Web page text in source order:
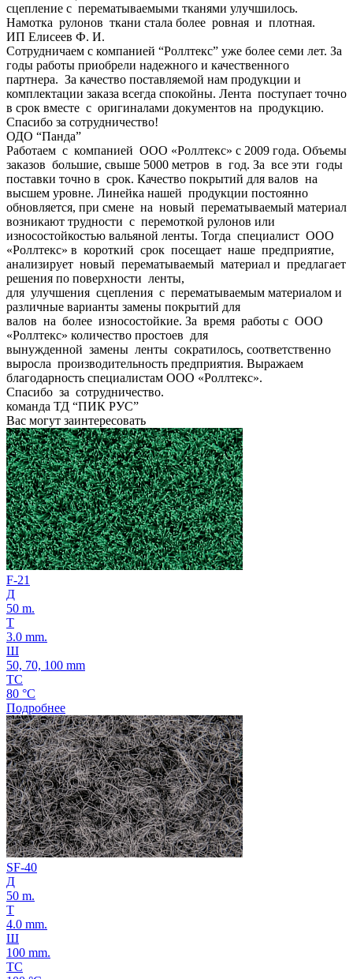
сцепление с перематываемыми тканями улучшилось.
Намотка рулонов ткани стала более ровная и плотная.
ИП Елисеев Ф. И.
Сотрудничаем с компанией “Роллтекс” уже более семи лет. За
годы работы приобрели надежного и качественного
партнера. За качество поставляемой нам продукции и
комплектации заказа всегда спокойны. Лента поступает точно
в срок вместе с оригиналами документов на продукцию.
Спасибо за сотрудничество!
ОДО “Панда”
Работаем с компанией ООО «Роллтекс» с 2009 года. Объемы
заказов большие, свыше 5000 метров в год. За все эти годы
поставки точно в срок. Качество покрытий для валов на
высшем уровне. Линейка нашей продукции постоянно
обновляется, при смене на новый перематываемый материал
возникают трудности с перемоткой рулонов или
износостойкостью вальяной ленты. Тогда специалист ООО
«Роллтекс» в короткий срок посещает наше предприятие,
анализирует новый перематываемый материал и предлагает
решения по поверхности ленты,
для улучшения сцепления с перематываемым материалом и
различные варианты замены покрытий для
валов на более износостойкие. За время работы с ООО
«Роллтекс» количество простоев для
вынужденной замены ленты сократилось, соответственно
выросла производительность предприятия. Выражаем
благодарность специалистам ООО «Роллтекс».
Спасибо за сотрудничество.
команда ТД “ПИК РУС”
Вас могут заинтересовать
F-21
Д
50 m.
Т
3.0 mm.
Ш
50, 70, 100 mm
ТС
80 °C
Подробнее
SF-40
Д
50 m.
Т
4.0 mm.
Ш
100 mm.
ТС